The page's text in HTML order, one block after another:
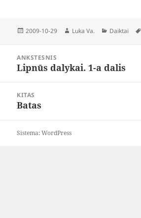
Paskelbta
2009-10-29 Autorius
Luka Va. Kategorijos
Daiktai
įrašų
ANKSTESNIS
Ankstesnis
Lipnūs dalykai. 1-a dalis
KITAS
Paskesnis
Batas
Sistema: WordPress